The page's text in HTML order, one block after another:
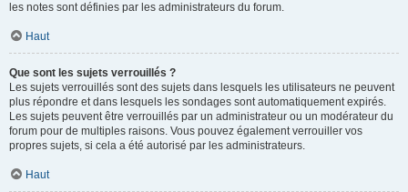
les notes sont définies par les administrateurs du forum.
Haut
Que sont les sujets verrouillés ?
Les sujets verrouillés sont des sujets dans lesquels les utilisateurs ne peuvent
plus répondre et dans lesquels les sondages sont automatiquement expirés.
Les sujets peuvent être verrouillés par un administrateur ou un modérateur du
forum pour de multiples raisons. Vous pouvez également verrouiller vos
propres sujets, si cela a été autorisé par les administrateurs.
Haut